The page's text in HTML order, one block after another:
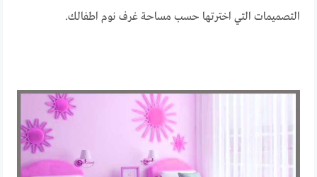
التصميمات التي اخترتها حسب مساحة غرف نوم اطفالك.